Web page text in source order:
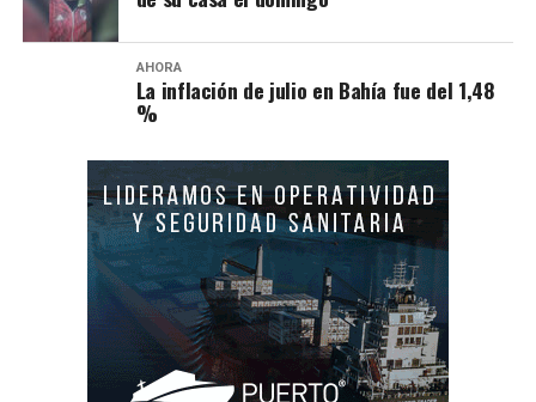
AHORA
La inflación de julio en Bahía fue del 1,48
%